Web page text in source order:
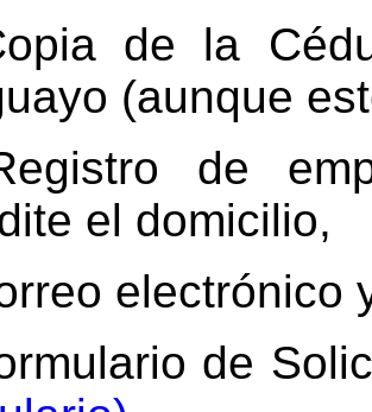
de la
(aunque
de
el domicilio,
electrónico
de